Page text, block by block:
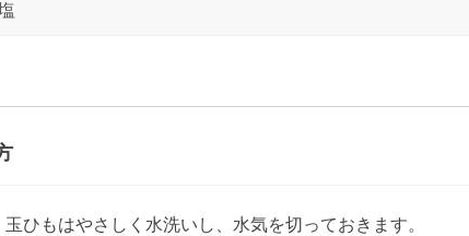
玉ひもはやさしく水洗いし、水気を切っておきます。